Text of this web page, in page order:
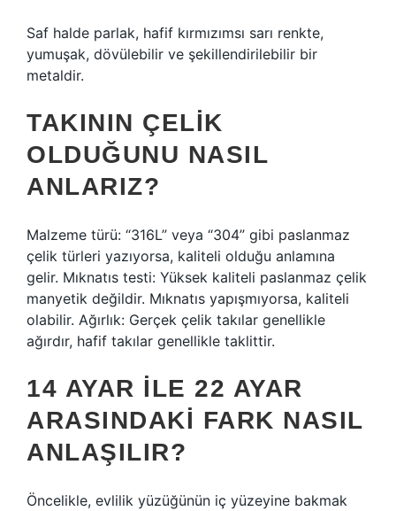
Saf halde parlak, hafif kırmızımsı sarı renkte,
yumuşak, dövülebilir ve şekillendirilebilir bir
metaldir.
TAKININ ÇELIK
OLDUĞUNU NASIL
ANLARIZ?
Malzeme türü: “316L” veya “304” gibi paslanmaz
çelik türleri yazıyorsa, kaliteli olduğu anlamına
gelir. Mıknatıs testi: Yüksek kaliteli paslanmaz çelik
manyetik değildir. Mıknatıs yapışmıyorsa, kaliteli
olabilir. Ağırlık: Gerçek çelik takılar genellikle
ağırdır, hafif takılar genellikle taklittir.
14 AYAR ILE 22 AYAR
ARASINDAKI FARK NASIL
ANLAŞILIR?
Öncelikle, evlilik yüzüğünün iç yüzeyine bakmak